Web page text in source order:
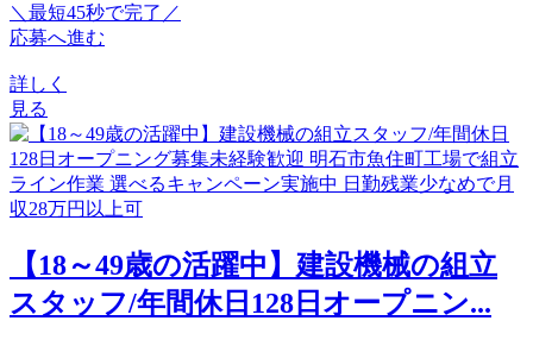
＼最短45秒で完了／
応募へ進む
詳しく
見る
【18～49歳の活躍中】建設機械の組立
スタッフ/年間休日128日オープニン...